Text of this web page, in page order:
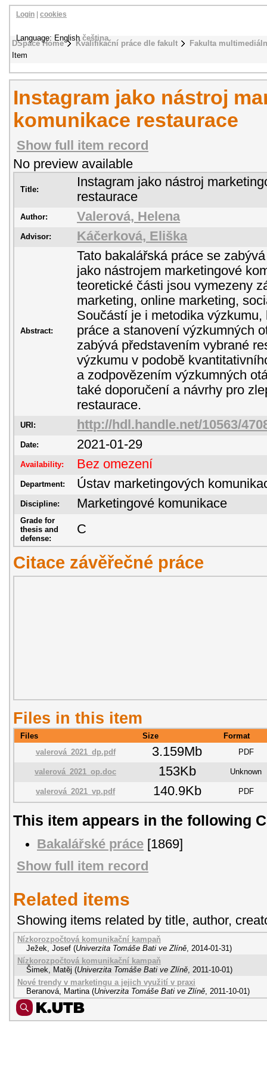
DSpace Home Kvalifikační práce dle fakult
Fakulta
Item
Login cookies
Language: Englishčeština
Instagram jako nástroj
komunikace restaurace
Show full item record
No preview available
Title:
Instagram jako nástroj
restaurace
Author: Valerová, Helena
Advisor: Káčerková, Eliška
Abstract:
Tato bakalářská práce se
jako nástrojem marketingové
teoretické části jsou vymezeny
marketing, online marketing,
Součástí je i metodika
práce a stanovení výzkumných
zabývá představením vybrané
výzkumu v podobě
a zodpovězením výzkumných
také doporučení a návrhy pro
restaurace.
URI: http://hdl.handle.net/10563/
Date: 2021-01-29
Availability: Bez omezení
Department: Ústav marketingových
Discipline: Marketingové komunikace
Grade for
thesis and
defense:
C
Citace závěřečné práce
Files in this item
Files Size
Format
valerová_2021_dp.pdf
3.159Mb PDF
valerová_2021_op.doc 153Kb Unknown
valerová_2021_vp.pdf 140.9Kb PDF
This item appears in the following
Bakalářské práce [1869]
Show full item record
Related items
Showing items related by title, author,
Nízkorozpočtová komunikační kampaň
Ježek, Josef (Univerzita Tomáše Bati ve Zlíně, 2014-01-31)
Nízkorozpočtová komunikační kampaň
Šimek, Matěj (Univerzita Tomáše Bati ve Zlíně, 2011-10-01)
Nové trendy v marketingu a jejich využití v praxi
Beranová, Martina (Univerzita Tomáše Bati ve Zlíně, 2011-10-01)